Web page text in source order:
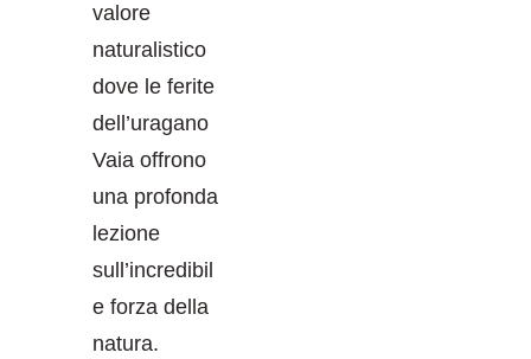
valore
naturalistico
dove le ferite
dell’uragano
Vaia offrono
una profonda
lezione
sull’incredibil
e forza della
natura.